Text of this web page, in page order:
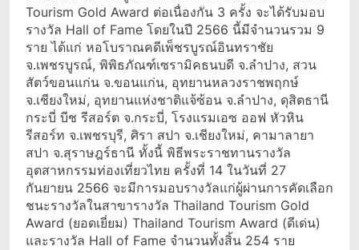
Tourism Gold Award ต่อเนื่องกัน 3 ครั้ง จะได้รับมอบ
รางวัล Hall of Fame โดยในปี 2566 นี้มีจำนวนรวม 9
ราย ได้แก่ หอโบราณคดีเพ็ชรบูรณ์อินทราชัย
จ.เพชรบูรณ์, พิพิธภัณฑ์เซรามิคธนบดี จ.ลำปาง, สวน
สัตว์ขอนแก่น จ.ขอนแก่น, อุทยานหลวงราชพฤกษ์
จ.เชียงใหม่, อุทยานแห่งชาติแจ้ซ้อน จ.ลำปาง, ดุสิตธานี
กระบี่ บีช รีสอร์ต จ.กระบี่, โรงแรมเอซ ออฟ หัวหิน
รีสอร์ท จ.เพชรบุรี, ศิรา สปา จ.เชียงใหม่, คามาลายา
สปา จ.สุราษฎร์ธานี ทั้งนี้ พิธีพระราชทานรางวัล
อุตสาหกรรมท่องเที่ยวไทย ครั้งที่ 14 ในวันที่ 27
กันยายน 2566 จะมีการมอบรางวัลแก่ผู้ผ่านการคัดเลือก
ชนะรางวัลในสาขารางวัล Thailand Tourism Gold
Award (ยอดเยี่ยม) Thailand Tourism Award (ดีเด่น)
และรางวัล Hall of Fame จำนวนทั้งสิ้น 254 ราย